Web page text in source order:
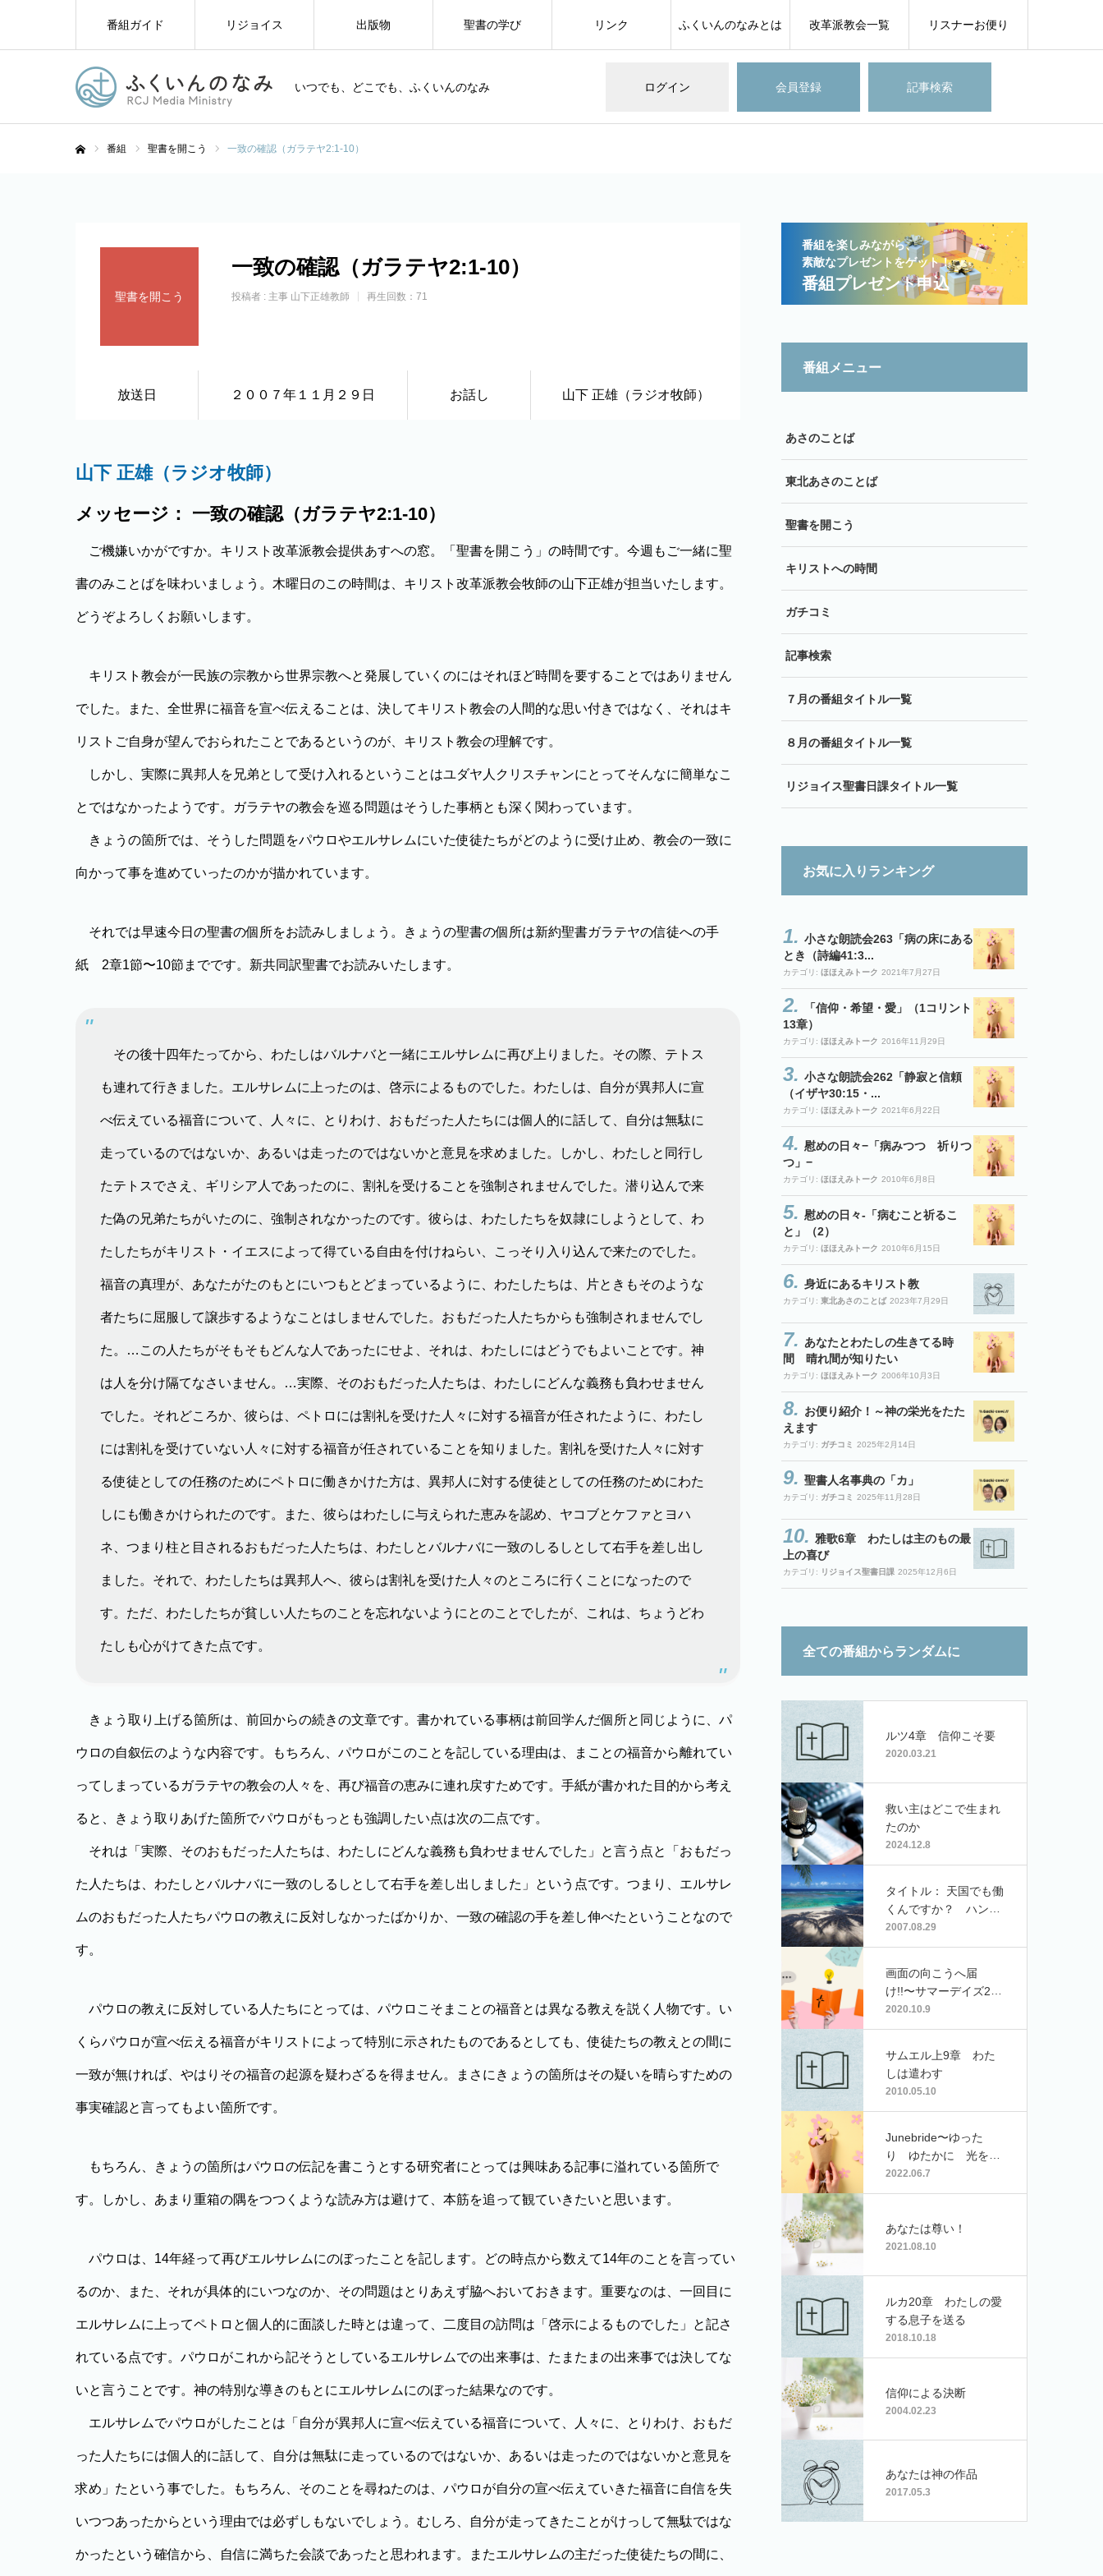
いつでも、どこでも、ふくいんのなみ ログイン 会員登録 記事検索
番組ガイド リジョイス 出版物 聖書の学び リンク ふくいんのなみとは 改革派教会一覧 リスナーお便り
番組 聖書を開こう 一致の確認（ガラテヤ2:1-10）
聖書を開こう
一致の確認（ガラテヤ2:1-10）
投稿者 : 主事 山下正雄教師 再生回数：71
放送日 ２００７年１１月２９日 お話し 山下 正雄（ラジオ牧師）
山下 正雄（ラジオ牧師）
メッセージ： 一致の確認（ガラテヤ2:1-10）
ご機嫌いかがですか。キリスト改革派教会提供あすへの窓。「聖書を開こう」の時間です。今週もご一緒に聖
書のみことばを味わいましょう。木曜日のこの時間は、キリスト改革派教会牧師の山下正雄が担当いたします。
どうぞよろしくお願いします。
キリスト教会が一民族の宗教から世界宗教へと発展していくのにはそれほど時間を要することではありません
でした。また、全世界に福音を宣べ伝えることは、決してキリスト教会の人間的な思い付きではなく、それはキ
リストご自身が望んでおられたことであるというのが、キリスト教会の理解です。
しかし、実際に異邦人を兄弟として受け入れるということはユダヤ人クリスチャンにとってそんなに簡単なこ
とではなかったようです。ガラテヤの教会を巡る問題はそうした事柄とも深く関わっています。
きょうの箇所では、そうした問題をパウロやエルサレムにいた使徒たちがどのように受け止め、教会の一致に
向かって事を進めていったのかが描かれています。
それでは早速今日の聖書の個所をお読みしましょう。きょうの聖書の個所は新約聖書ガラテヤの信徒への手
紙 2章1節〜10節までです。新共同訳聖書でお読みいたします。
その後十四年たってから、わたしはバルナバと一緒にエルサレムに再び上りました。その際、テトス
も連れて行きました。エルサレムに上ったのは、啓示によるものでした。わたしは、自分が異邦人に宣
べ伝えている福音について、人々に、とりわけ、おもだった人たちには個人的に話して、自分は無駄に
走っているのではないか、あるいは走ったのではないかと意見を求めました。しかし、わたしと同行し
たテトスでさえ、ギリシア人であったのに、割礼を受けることを強制されませんでした。潜り込んで来
た偽の兄弟たちがいたのに、強制されなかったのです。彼らは、わたしたちを奴隷にしようとして、わ
たしたちがキリスト・イエスによって得ている自由を付けねらい、こっそり入り込んで来たのでした。
福音の真理が、あなたがたのもとにいつもとどまっているように、わたしたちは、片ときもそのような
者たちに屈服して譲歩するようなことはしませんでした。おもだった人たちからも強制されませんでし
た。…この人たちがそもそもどんな人であったにせよ、それは、わたしにはどうでもよいことです。神
は人を分け隔てなさいません。…実際、そのおもだった人たちは、わたしにどんな義務も負わせません
でした。それどころか、彼らは、ペトロには割礼を受けた人々に対する福音が任されたように、わたし
には割礼を受けていない人々に対する福音が任されていることを知りました。割礼を受けた人々に対す
る使徒としての任務のためにペトロに働きかけた方は、異邦人に対する使徒としての任務のためにわた
しにも働きかけられたのです。また、彼らはわたしに与えられた恵みを認め、ヤコブとケファとヨハ
ネ、つまり柱と目されるおもだった人たちは、わたしとバルナバに一致のしるしとして右手を差し出し
ました。それで、わたしたちは異邦人へ、彼らは割礼を受けた人々のところに行くことになったので
す。ただ、わたしたちが貧しい人たちのことを忘れないようにとのことでしたが、これは、ちょうどわ
たしも心がけてきた点です。
きょう取り上げる箇所は、前回からの続きの文章です。書かれている事柄は前回学んだ個所と同じように、パ
ウロの自叙伝のような内容です。もちろん、パウロがこのことを記している理由は、まことの福音から離れてい
ってしまっているガラテヤの教会の人々を、再び福音の恵みに連れ戻すためです。手紙が書かれた目的から考え
ると、きょう取りあげた箇所でパウロがもっとも強調したい点は次の二点です。
それは「実際、そのおもだった人たちは、わたしにどんな義務も負わせませんでした」と言う点と「おもだっ
た人たちは、わたしとバルナバに一致のしるしとして右手を差し出しました」という点です。つまり、エルサレ
ムのおもだった人たちパウロの教えに反対しなかったばかりか、一致の確認の手を差し伸べたということなので
す。
パウロの教えに反対している人たちにとっては、パウロこそまことの福音とは異なる教えを説く人物です。い
くらパウロが宣べ伝える福音がキリストによって特別に示されたものであるとしても、使徒たちの教えとの間に
一致が無ければ、やはりその福音の起源を疑わざるを得ません。まさにきょうの箇所はその疑いを晴らすための
事実確認と言ってもよい箇所です。
もちろん、きょうの箇所はパウロの伝記を書こうとする研究者にとっては興味ある記事に溢れている箇所で
す。しかし、あまり重箱の隅をつつくような読み方は避けて、本筋を追って観ていきたいと思います。
パウロは、14年経って再びエルサレムにのぼったことを記します。どの時点から数えて14年のことを言ってい
るのか、また、それが具体的にいつなのか、その問題はとりあえず脇へおいておきます。重要なのは、一回目に
エルサレムに上ってペトロと個人的に面談した時とは違って、二度目の訪問は「啓示によるものでした」と記さ
れている点です。パウロがこれから記そうとしているエルサレムでの出来事は、たまたまの出来事では決してな
いと言うことです。神の特別な導きのもとにエルサレムにのぼった結果なのです。
エルサレムでパウロがしたことは「自分が異邦人に宣べ伝えている福音について、人々に、とりわけ、おもだ
った人たちには個人的に話して、自分は無駄に走っているのではないか、あるいは走ったのではないかと意見を
求め」たという事でした。もちろん、そのことを尋ねたのは、パウロが自分の宣べ伝えていきた福音に自信を失
いつつあったからという理由では必ずしもないでしょう。むしろ、自分が走ってきたことがけっして無駄ではな
かったという確信から、自信に満ちた会談であったと思われます。またエルサレムの主だった使徒たちの間に、
番組を楽しみながら、
素敵なプレゼントをゲット！
番組プレゼント申込
番組メニュー
あさのことば
東北あさのことば
聖書を開こう
キリストへの時間
ガチコミ
記事検索
７月の番組タイトル一覧
８月の番組タイトル一覧
リジョイス聖書日課タイトル一覧
お気に入りランキング
小さな朗読会263「病の床にある
とき（詩編41:3...
カテゴリ: ほほえみトーク 2021年7月27日
「信仰・希望・愛」（1コリント
13章）
カテゴリ: ほほえみトーク 2016年11月29日
小さな朗読会262「静寂と信頼
（イザヤ30:15・...
カテゴリ: ほほえみトーク 2021年6月22日
慰めの日々−「病みつつ 祈りつ
つ」−
カテゴリ: ほほえみトーク 2010年6月8日
慰めの日々-「病むこと祈るこ
と」（2）
カテゴリ: ほほえみトーク 2010年6月15日
身近にあるキリスト教
カテゴリ: 東北あさのことば 2023年7月29日
あなたとわたしの生きてる時
間 晴れ間が知りたい
カテゴリ: ほほえみトーク 2006年10月3日
お便り紹介！～神の栄光をたた
えます
カテゴリ: ガチコミ 2025年2月14日
聖書人名事典の「カ」
カテゴリ: ガチコミ 2025年11月28日
雅歌6章 わたしは主のもの最
上の喜び
カテゴリ: リジョイス聖書日課 2025年12月6日
全ての番組からランダムに
ルツ4章 信仰こそ要
2020.03.21
救い主はどこで生まれ
たのか
2024.12.8
タイトル： 天国でも働
くんですか？ ハンド
ルネーム･山さん
2007.08.29
画面の向こうへ届
け!!〜サマーデイズ202
0オンラインゲスト：
大嶋重徳（鳩ケ谷福音
2020.10.9
サムエル上9章 わた
しは遣わす
2010.05.10
Junebride〜ゆった
り ゆたかに 光を浴
びて〜♪「『あなたの
歩き方で』作詞・作
2022.06.7
あなたは尊い！
2021.08.10
ルカ20章 わたしの愛
する息子を送る
2018.10.18
信仰による決断
2004.02.23
あなたは神の作品
2017.05.3